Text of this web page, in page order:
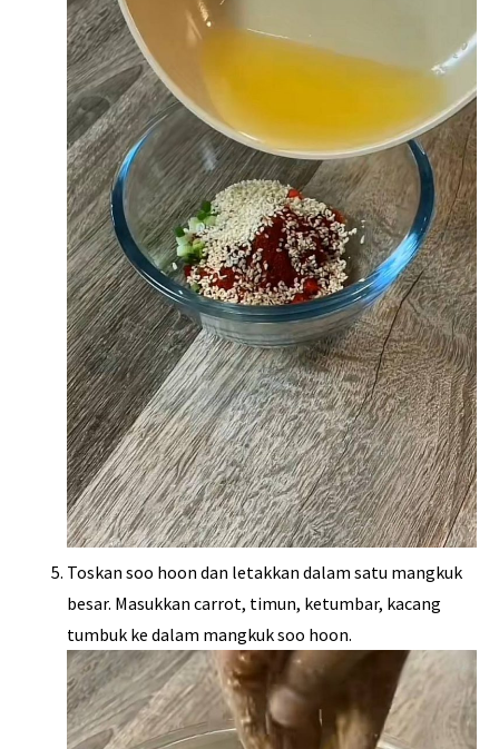
Toskan soo hoon dan letakkan dalam satu mangkuk
besar. Masukkan carrot, timun, ketumbar, kacang
tumbuk ke dalam mangkuk soo hoon.